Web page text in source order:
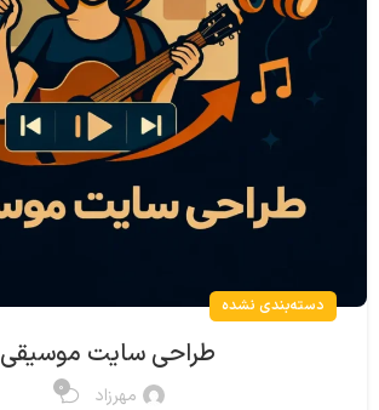
دسته‌بندی نشده
طراحی سایت موسیقی
مهرزاد 0